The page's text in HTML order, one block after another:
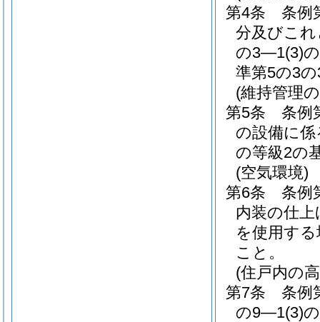
第4条
条例
分及びこ
の3―1(3)
準第5の3
(維持管理
第5条
条例
の設備に
の等級2の
(空気環境)
第6条
条例
内装の仕
を使用す
こと。
(住戸内の
第7条
条例
の9―1(3)